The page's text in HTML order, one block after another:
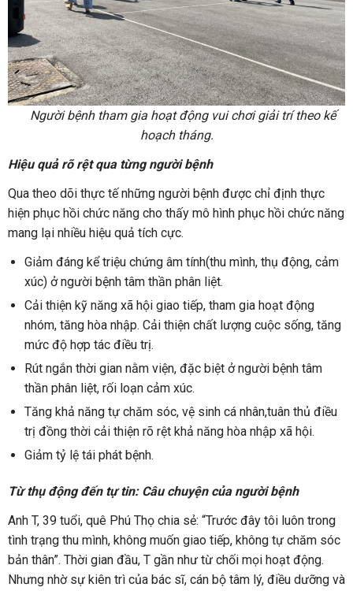
Người bệnh tham gia hoạt động vui chơi giải trí theo kế
hoạch tháng.
Hiệu quả rõ rệt qua từng người bệnh
Qua theo dõi thực tế những người bệnh được chỉ định thực
hiện phục hồi chức năng cho thấy mô hình phục hồi chức năng
mang lại nhiều hiệu quả tích cực.
Giảm đáng kể triệu chứng âm tính(thu mình, thụ động, cảm
xúc) ở người bệnh tâm thần phân liệt.
Cải thiện kỹ năng xã hội giao tiếp, tham gia hoạt động
nhóm, tăng hòa nhập. Cải thiện chất lượng cuộc sống, tăng
mức độ hợp tác điều trị.
Rút ngắn thời gian nằm viện, đặc biệt ở người bệnh tâm
thần phân liệt, rối loạn cảm xúc.
Tăng khả năng tự chăm sóc, vệ sinh cá nhân,tuân thủ điều
trị đồng thời cải thiện rõ rệt khả năng hòa nhập xã hội.
Giảm tỷ lệ tái phát bệnh.
Từ thụ động đến tự tin: Câu chuyện của người bệnh
Anh T, 39 tuổi, quê Phú Thọ chia sẻ: “Trước đây tôi luôn trong
tình trạng thu mình, không muốn giao tiếp, không tự chăm sóc
bản thân”. Thời gian đầu, T gần như từ chối mọi hoạt động.
Nhưng nhờ sự kiên trì của bác sĩ, cán bộ tâm lý, điều dưỡng và